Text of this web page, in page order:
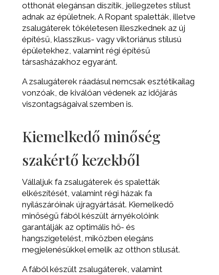
otthonát elegánsan díszítik, jellegzetes stílust
adnak az épületnek. A Ropant spaletták, illetve
zsalugáterek tökéletesen illeszkednek az új
építésű, klasszikus- vagy viktoriánus stílusú
épületekhez, valamint régi építésű
társasházakhoz egyaránt.
A zsalugáterek ráadásul nemcsak esztétikailag
vonzóak, de kiválóan védenek az időjárás
viszontagságaival szemben is.
Kiemelkedő minőség
szakértő kezekből
Vállaljuk fa zsalugáterek és spaletták
elkészítését, valamint régi házak fa
nyílászáróinak újragyártását. Kiemelkedő
minőségű fából készült árnyékolóink
garantálják az optimális hő- és
hangszigetelést, miközben elegáns
megjelenésükkel emelik az otthon stílusát.
A fából készült zsalugáterek, valamint